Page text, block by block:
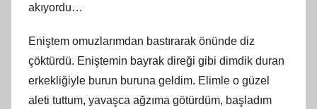
akıyordu…
Eniştem omuzlarımdan bastırarak önünde diz
çöktürdü. Eniştemin bayrak direği gibi dimdik duran
erkekliğiyle burun buruna geldim. Elimle o güzel
aleti tuttum, yavaşca ağzıma götürdüm, başladım